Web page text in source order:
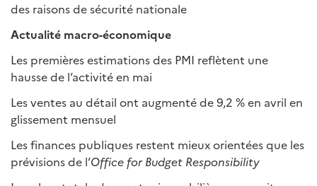
des raisons de sécurité nationale
Actualité macro-économique
Les premières estimations des PMI reflètent une
hausse de l’activité en mai
Les ventes au détail ont augmenté de 9,2 % en avril en
glissement mensuel
Les finances publiques restent mieux orientées que les
prévisions de l’Office for Budget Responsibility